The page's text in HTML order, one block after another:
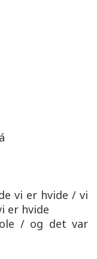
vi er hvide / vi
er hvide
/ og det var